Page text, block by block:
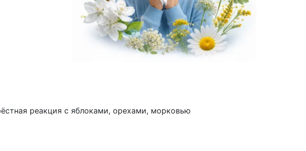
реакция с яблоками, орехами, морковью